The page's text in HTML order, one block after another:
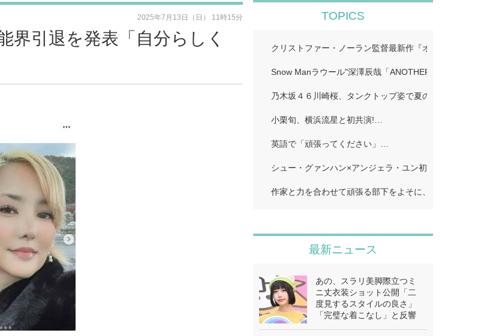
界引退を発表「自分らしく
2025年7月13日（日） 11時15分 TOPICS
クリストファー・ノーラン監督最新作『オデュッセイ
Snow Manラウール"深澤辰哉「ANOTHER SKY」…
乃木坂４６川崎桜、タンクトップ姿で夏のワンシーン
小栗旬、横浜流星と初共演!…
英語で「頑張ってください」…
シュー・グァンハン×アンジェラ・ユン初共演…
作家と力を合わせて頑張る部下をよそに、上司は陰で
最新ニュース
あの、スラリ美脚際立つミ
ニ丈衣装ショット公開「二
度見するスタイルの良さ」
「完璧な着こなし」と反響